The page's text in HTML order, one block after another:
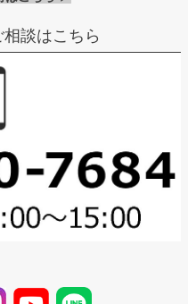
談はこちら